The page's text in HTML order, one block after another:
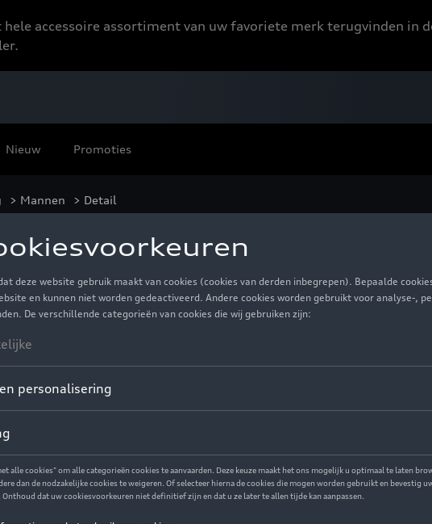
hele accessoire assortiment van uw favoriete merk terugvinden in
Nieuw Promoties
> Mannen > Detail
grijs - M
Maat
Contacteer uw